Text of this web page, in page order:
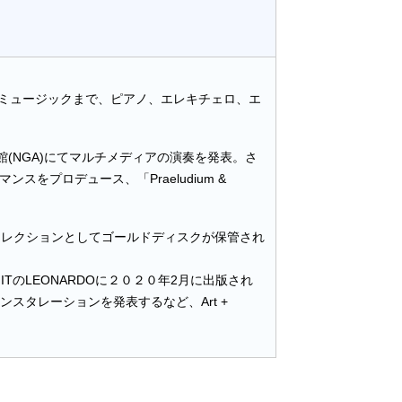
ュージックまで、ピアノ、エレキチェロ、エ
にてマルチメディアの演奏を発表。さ
ンスをプロデュース、「Praeludium &
クションとしてゴールドディスクが保管され
のLEONARDOに２０２０年2月に出版され
スタレーションを発表するなど、Art +